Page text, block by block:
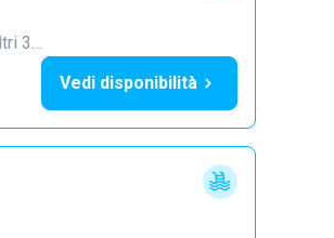
3…
Vedi disponibilità